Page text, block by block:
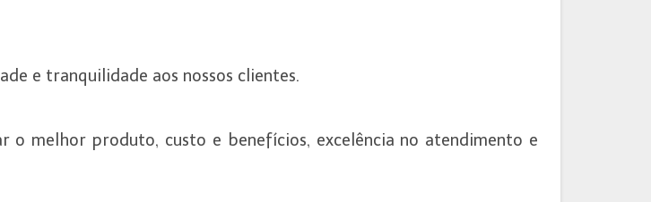
e tranquilidade aos nossos clientes.
o melhor produto, custo e benefícios, excelência no atendimento e